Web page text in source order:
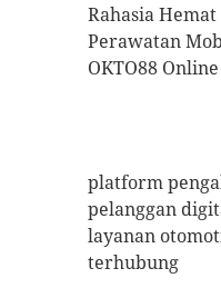
Rahasia
Perawatan
OKTO88 Online
platform
pelanggan
layanan
terhubung